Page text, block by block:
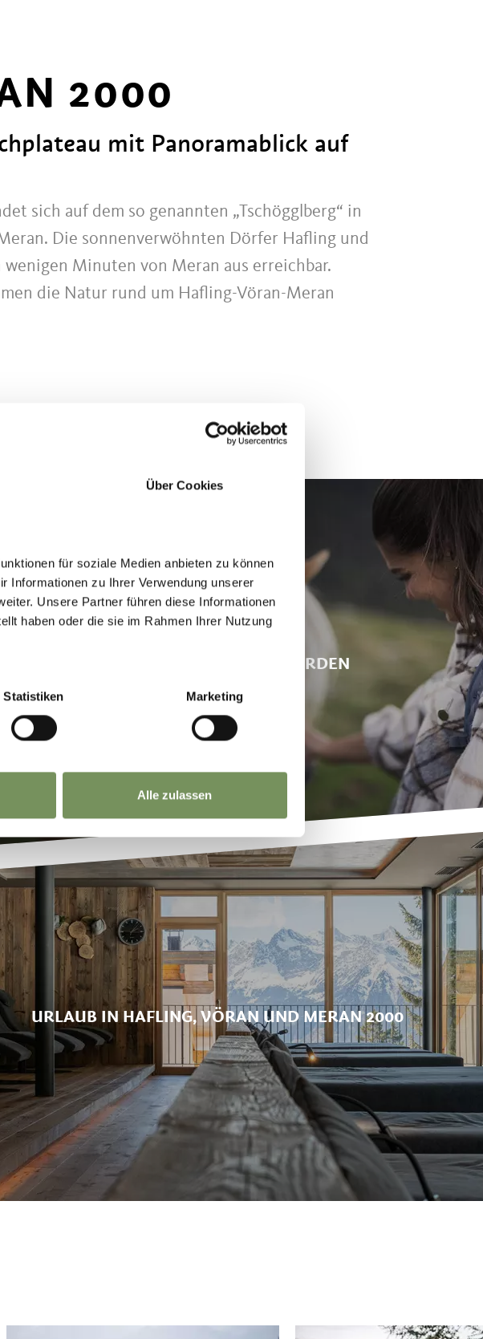
Über Cookies
für soziale Medien anbieten zu können
Informationen zu Ihrer Verwendung unserer
Unsere Partner führen diese Informationen
haben oder die sie im Rahmen Ihrer Nutzung
Statistiken Marketing
Alle zulassen
2000
mit Panoramablick auf
sich auf dem so genannten „Tschögglberg“ in
Die sonnenverwöhnten Dörfer Hafling und
wenigen Minuten von Meran aus erreichbar.
die Natur rund um Hafling-Vöran-Meran
REITEN MIT HAFLINGER PFERDEN
URLAUB IN HAFLING, VÖRAN UND MERAN 2000